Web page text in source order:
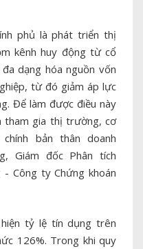
phủ là phát triển thị
kênh huy động từ cổ
dạng hóa nguồn vốn
từ đó giảm áp lực
Để làm được điều này
tham gia thị trường, cơ
bản thân doanh
Giám đốc Phân tích
- Công ty Chứng khoán
tỷ lệ tín dụng trên
126%. Trong khi quy